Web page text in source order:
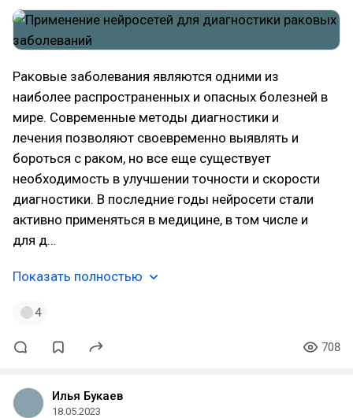
Раковые заболевания являются одними из
наиболее распространенных и опасных болезней в
мире. Современные методы диагностики и
лечения позволяют своевременно выявлять и
бороться с раком, но все еще существует
необходимость в улучшении точности и скорости
диагностики. В последние годы нейросети стали
активно применяться в медицине, в том числе и
для д…
Показать полностью
4
708
Илья Букаев
18.05.2023